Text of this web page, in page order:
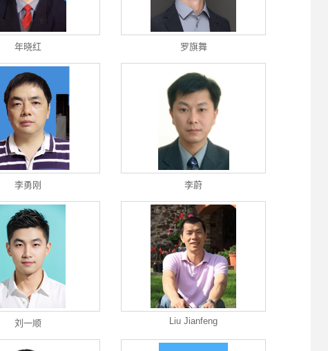
年晓红 罗旗舞
李勇刚 李蔚
刘一顺 Liu Jianfeng